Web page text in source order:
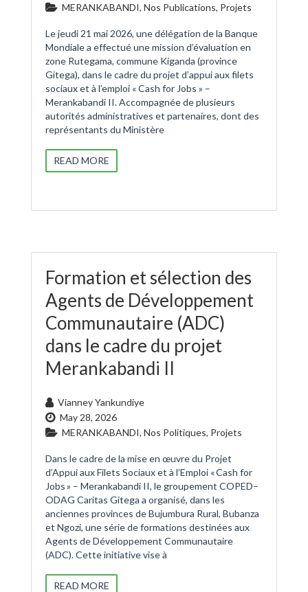
MERANKABANDI, Nos Publications, Projets
Le jeudi 21 mai 2026, une délégation de la Banque
Mondiale a effectué une mission d’évaluation en
zone Rutegama, commune Kiganda (province
Gitega), dans le cadre du projet d’appui aux filets
sociaux et à l’emploi « Cash for Jobs » –
Merankabandi II. Accompagnée de plusieurs
autorités administratives et partenaires, dont des
représentants du Ministère
READ MORE
Formation et sélection des
Agents de Développement
Communautaire (ADC)
dans le cadre du projet
Merankabandi II
Vianney Yankundiye
May 28, 2026
MERANKABANDI, Nos Politiques, Projets
Dans le cadre de la mise en œuvre du Projet
d’Appui aux Filets Sociaux et à l’Emploi « Cash for
Jobs » – Merankabandi II, le groupement COPED–
ODAG Caritas Gitega a organisé, dans les
anciennes provinces de Bujumbura Rural, Bubanza
et Ngozi, une série de formations destinées aux
Agents de Développement Communautaire
(ADC). Cette initiative vise à
READ MORE